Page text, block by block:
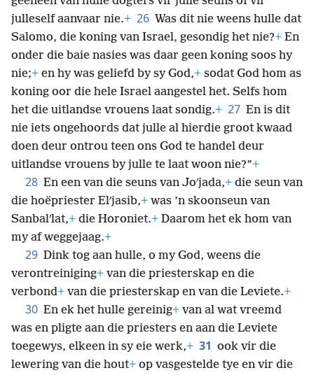
julleself aanvaar nie.+ 26 Was dit nie weens hulle dat
Salomo, die koning van Israel, gesondig het nie?+ En
onder die baie nasies was daar geen koning soos hy
nie;+ en hy was geliefd by sy God,+ sodat God hom as
koning oor die hele Israel aangestel het. Selfs hom
het die uitlandse vrouens laat sondig.+ 27 En is dit
nie iets ongehoords dat julle al hierdie groot kwaad
doen deur ontrou teen ons God te handel deur
uitlandse vrouens by julle te laat woon nie?”+
28 En een van die seuns van Joʹjada,+ die seun van
die hoëpriester Elʹjasib,+ was ’n skoonseun van
Sanbalʹlat,+ die Horoniet.+ Daarom het ek hom van
my af weggejaag.+
29 Dink tog aan hulle, o my God, weens die
verontreiniging+ van die priesterskap en die
verbond+ van die priesterskap en van die Leviete.+
30 En ek het hulle gereinig+ van al wat vreemd
was en pligte aan die priesters en aan die Leviete
toegewys, elkeen in sy eie werk,+ 31 ook vir die
lewering van die hout+ op vasgestelde tye en vir die